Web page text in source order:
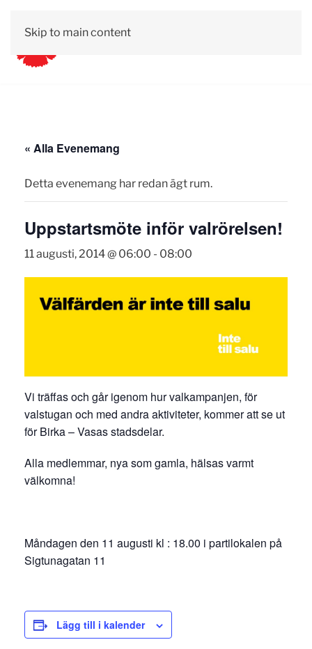
Skip to main content
« Alla Evenemang
Detta evenemang har redan ägt rum.
Uppstartsmöte inför valrörelsen!
11 augusti, 2014 @ 06:00 - 08:00
Vi träffas och går igenom hur valkampanjen, för
valstugan och med andra aktiviteter, kommer att se ut
för Birka – Vasas stadsdelar.
Alla medlemmar, nya som gamla, hälsas varmt
välkomna!
Måndagen den 11 augusti kl : 18.00 i partilokalen på
Sigtunagatan 11
Lägg till i kalender